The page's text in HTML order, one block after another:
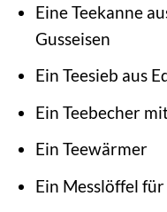
Eine Teekanne
Gusseisen
Ein Teesieb aus
Ein Teebecher
Ein Teewärmer
Ein Messlöffel für